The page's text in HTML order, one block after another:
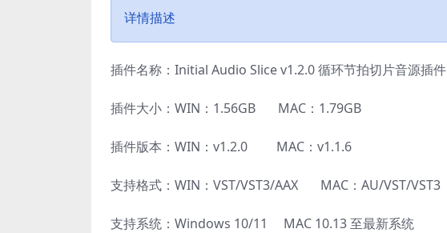
详情描述
插件名称：Initial Audio Slice v1.2.0 循环节拍切片音源插件
插件大小：WIN：1.56GB MAC：1.79GB
插件版本：WIN：v1.2.0 MAC：v1.1.6
支持格式：WIN：VST/VST3/AAX MAC：AU/VST/VST3
支持系统：Windows 10/11 MAC 10.13 至最新系统